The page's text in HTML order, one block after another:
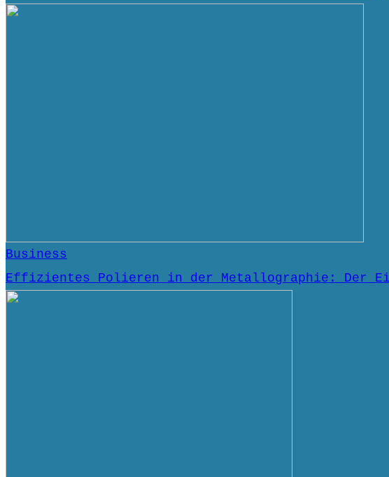
Business
Effizientes Polieren in der Metallographie: Der